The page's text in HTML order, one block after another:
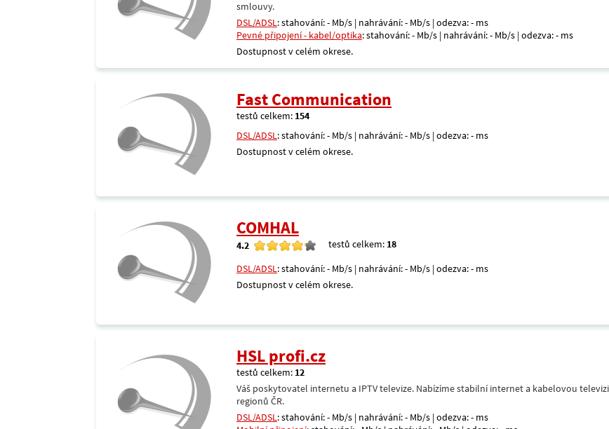
smlouvy.
DSL/ADSL: stahování: - Mb/s | nahrávání: - Mb/s | odezva: - ms
Pevné připojení - kabel/optika: stahování: - Mb/s | nahrávání: - Mb/s | odezva: - ms
Dostupnost v celém okrese.
Fast Communication
testů celkem: 154
DSL/ADSL: stahování: - Mb/s | nahrávání: - Mb/s | odezva: - ms
Dostupnost v celém okrese.
COMHAL
4.2 testů celkem: 18
DSL/ADSL: stahování: - Mb/s | nahrávání: - Mb/s | odezva: - ms
Dostupnost v celém okrese.
HSL profi.cz
testů celkem: 12
Váš poskytovatel internetu a IPTV televize. Nabízíme stabilní internet a kabelovou
regionů ČR.
DSL/ADSL: stahování: - Mb/s | nahrávání: - Mb/s | odezva: - ms